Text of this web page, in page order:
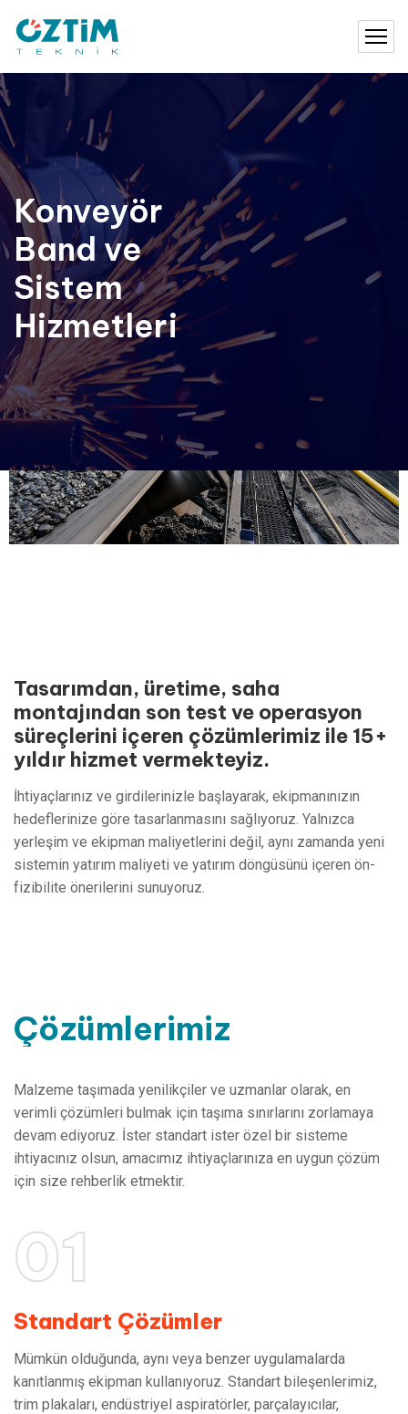
Konveyör
Band ve
Sistem
Hizmetleri
Tasarımdan, üretime, saha
montajından son test ve operasyon
süreçlerini içeren çözümlerimiz ile 15+
yıldır hizmet vermekteyiz.
İhtiyaçlarınız ve girdilerinizle başlayarak, ekipmanınızın
hedeflerinize göre tasarlanmasını sağlıyoruz. Yalnızca
yerleşim ve ekipman maliyetlerini değil, aynı zamanda yeni
sistemin yatırım maliyeti ve yatırım döngüsünü içeren ön-
fizibilite önerilerini sunuyoruz.
Çözümlerimiz
Malzeme taşımada yenilikçiler ve uzmanlar olarak, en
verimli çözümleri bulmak için taşıma sınırlarını zorlamaya
devam ediyoruz. İster standart ister özel bir sisteme
ihtiyacınız olsun, amacımız ihtiyaçlarınıza en uygun çözüm
için size rehberlik etmektir.
01
Standart Çözümler
Mümkün olduğunda, aynı veya benzer uygulamalarda
kanıtlanmış ekipman kullanıyoruz. Standart bileşenlerimiz,
trim plakaları, endüstriyel aspiratörler, parçalayıcılar,